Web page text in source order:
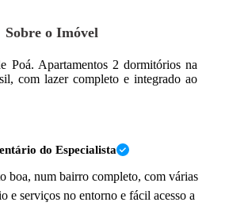
Sobre o Imóvel
Poá. Apartamentos 2 dormitórios na
com lazer completo e integrado ao
do Especialista
boa, num bairro completo, com várias
e serviços no entorno e fácil acesso a